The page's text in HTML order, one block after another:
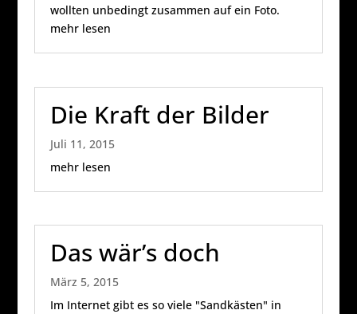
wollten unbedingt zusammen auf ein Foto.
mehr lesen
Die Kraft der Bilder
Juli 11, 2015
mehr lesen
Das wär’s doch
März 5, 2015
Im Internet gibt es so viele "Sandkästen" in